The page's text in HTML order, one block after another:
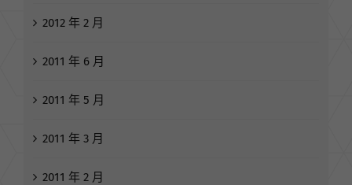
2012 年 2 月
2011 年 6 月
2011 年 5 月
2011 年 3 月
2011 年 2 月